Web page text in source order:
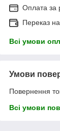
Оплата за
Переказ
Всі умови
Умови
Повернення
Всі умови